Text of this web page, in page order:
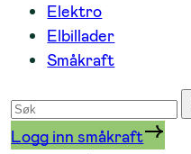
Elektro
Elbillader
Småkraft
Søk
etter
Logg inn småkraft